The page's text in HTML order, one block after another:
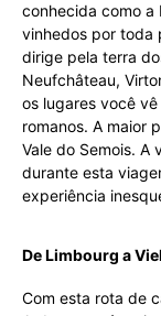
conhecida como a
vinhedos por toda
dirige pela terra
Neufchâteau,
os lugares você
romanos. A maior
Vale do Semois.
durante esta
experiência
De Limbourg a
Com esta rota de